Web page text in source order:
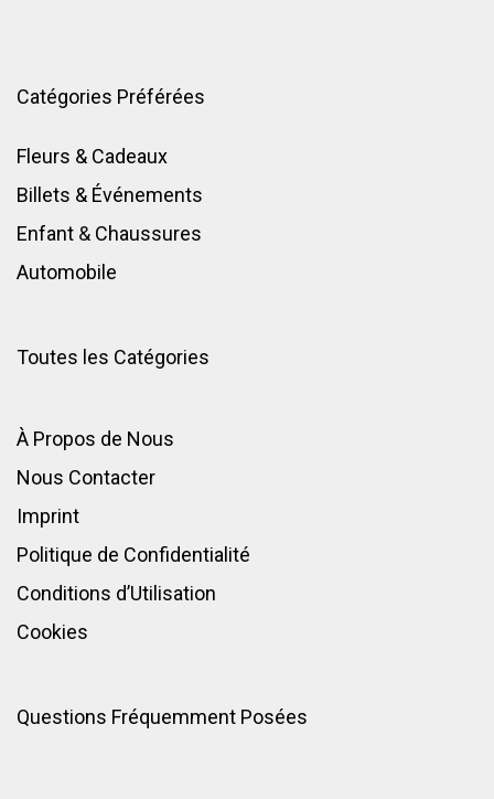
Catégories Préférées
Fleurs & Cadeaux
Billets & Événements
Enfant & Chaussures
Automobile
Toutes les Catégories
À Propos de Nous
Nous Contacter
Imprint
Politique de Confidentialité
Conditions d’Utilisation
Cookies
Questions Fréquemment Posées